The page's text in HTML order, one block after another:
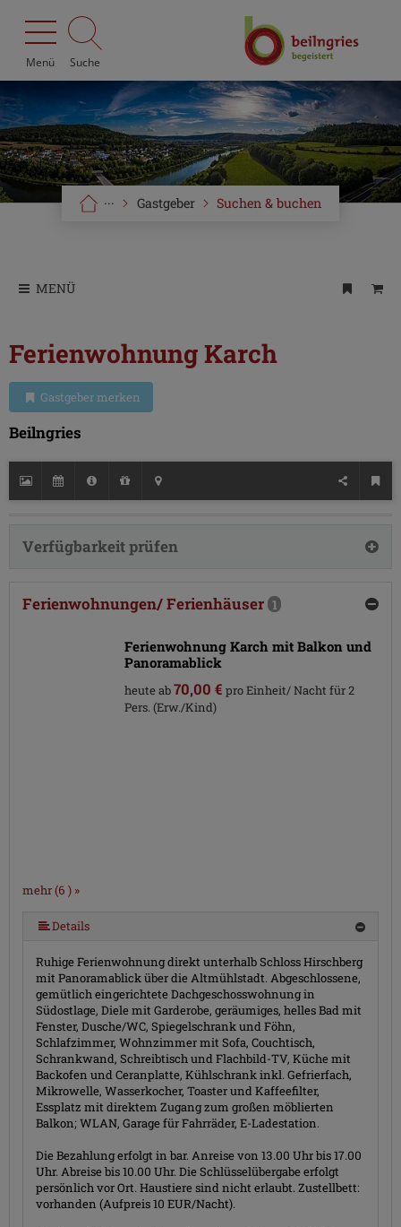
Menü Suche
Suchen & buchen
Gastgeber
···
MENÜ
Ferienwohnung Karch
Gastgeber merken
Beilngries
Verfügbarkeit prüfen
Ferienwohnungen/ Ferienhäuser 1
mehr (6 ) »
mehr (6 ) »
mehr (6 ) »
Ferienwohnung Karch mit Balkon und
Panoramablick
heute ab70,00 € pro Einheit/ Nacht für 2
Pers. (Erw./Kind)
Details
Ruhige Ferienwohnung direkt unterhalb Schloss Hirschberg
mit Panoramablick über die Altmühlstadt. Abgeschlossene,
gemütlich eingerichtete Dachgeschosswohnung in
Südostlage, Diele mit Garderobe, geräumiges, helles Bad mit
Fenster, Dusche/WC, Spiegelschrank und Föhn,
Schlafzimmer, Wohnzimmer mit Sofa, Couchtisch,
Schrankwand, Schreibtisch und Flachbild-TV, Küche mit
Backofen und Ceranplatte, Kühlschrank inkl. Gefrierfach,
Mikrowelle, Wasserkocher, Toaster und Kaffeefilter,
Essplatz mit direktem Zugang zum großen möblierten
Balkon; WLAN, Garage für Fahrräder, E-Ladestation.
Die Bezahlung erfolgt in bar. Anreise von 13.00 Uhr bis 17.00
Uhr. Abreise bis 10.00 Uhr. Die Schlüsselübergabe erfolgt
persönlich vor Ort. Haustiere sind nicht erlaubt. Zustellbett:
vorhanden (Aufpreis 10 EUR/Nacht).